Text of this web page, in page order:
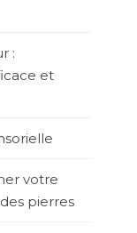
:
et
votre
pierres